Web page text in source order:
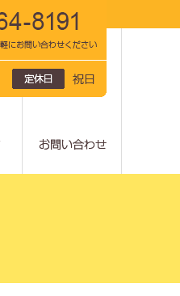
売却をお考えの方